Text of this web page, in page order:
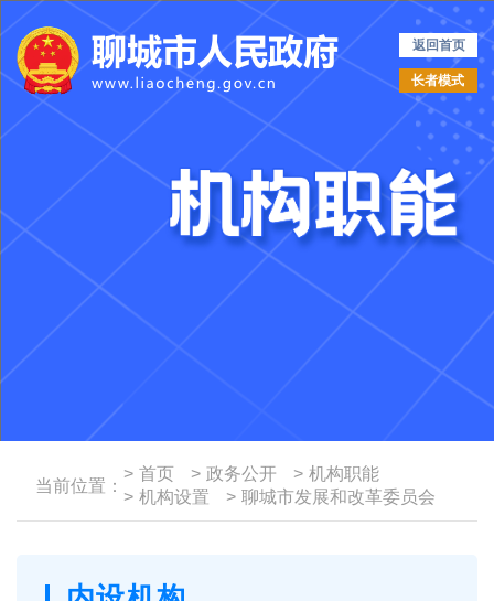
返回首页
长者模式
当前位置：
> 首页 > 政务公开 > 机构职能
> 机构设置 > 聊城市发展和改革委员会